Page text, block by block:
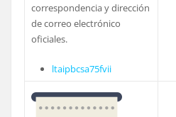
correspondencia y dirección
de correo electrónico
oficiales.
ltaipbcsa75fvii